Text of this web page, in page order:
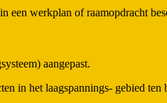
een werkplan of raamopdracht
aangepast.
in het laagspannings- gebied ten